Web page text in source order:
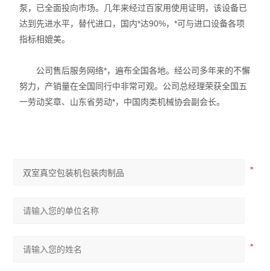
泵，已全面投向市场。几年来经过百家用使用证明，该设备已
达到先进水平，替代进口，国内*达90%，*可与进口设备各项
指标相媲美。
公司售后服务网络*，遍布全国各地。经公司多年来的不懈
努力，产销量在全国同行中非常可观。公司总经理荣获全国五
一劳动奖章、山东省劳动*，中国肉类机械协会副会长。